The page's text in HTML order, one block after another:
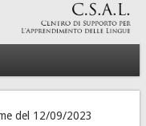
del 12/09/2023